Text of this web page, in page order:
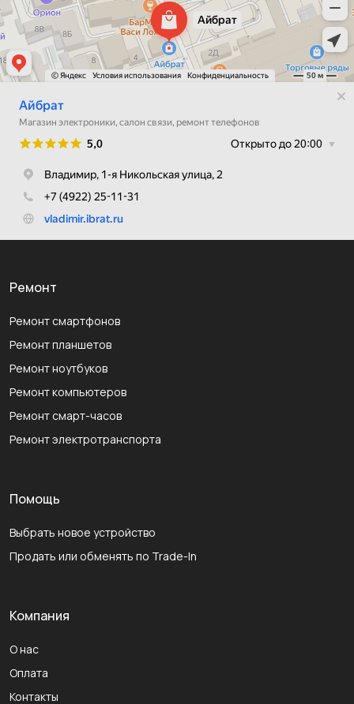
Ремонт
Ремонт смартфонов
Ремонт планшетов
Ремонт ноутбуков
Ремонт компьютеров
Ремонт смарт-часов
Ремонт электротранспорта
Помощь
Выбрать новое устройство
Продать или обменять по Trade-In
Компания
О нас
Оплата
Контакты